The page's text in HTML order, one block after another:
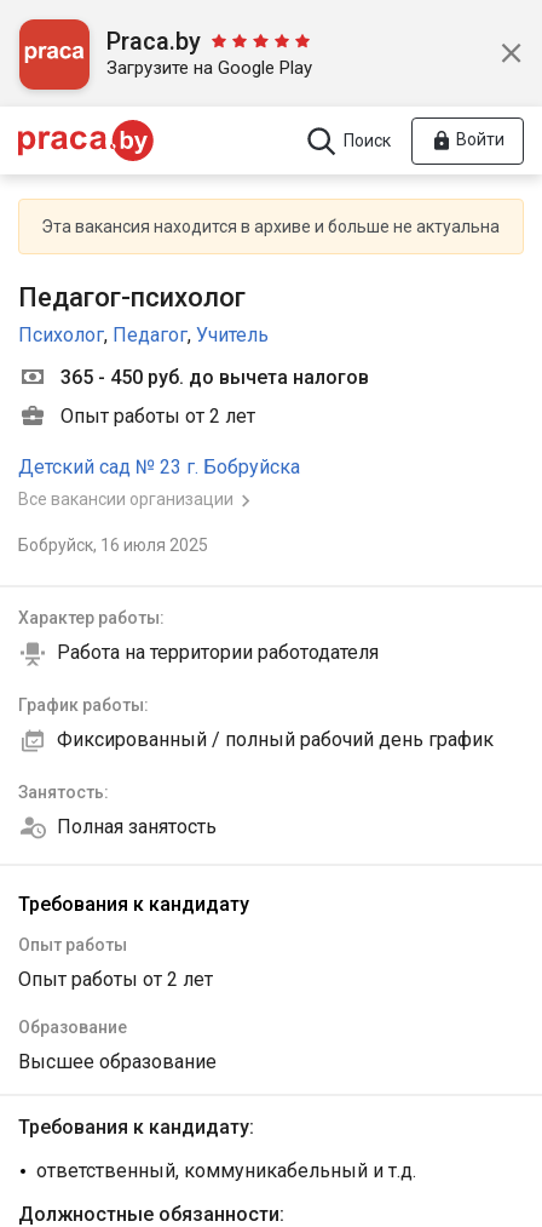
Praca.by
Загрузите на Google Play
Поиск Войти
Эта вакансия находится в архиве и больше не актуальна
Педагог-психолог
Психолог, Педагог, Учитель
365 - 450 руб. до вычета налогов
Опыт работы от 2 лет
Детский сад № 23 г. Бобруйска
Все вакансии организации
Бобруйск, 16 июля 2025
Характер работы:
Работа на территории работодателя
График работы:
Фиксированный / полный рабочий день график
Занятость:
Полная занятость
Требования к кандидату
Опыт работы
Опыт работы от 2 лет
Образование
Высшее образование
Требования к кандидату:
ответственный, коммуникабельный и т.д.
Должностные обязанности: